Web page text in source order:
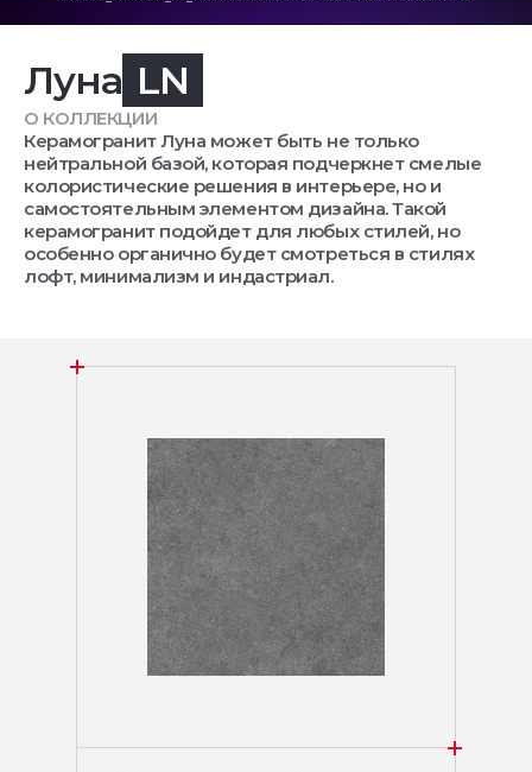
Луна LN
О КОЛЛЕКЦИИ
Керамогранит Луна может быть не только
нейтральной базой, которая подчеркнет смелые
колористические решения в интерьере, но и
самостоятельным элементом дизайна. Такой
керамогранит подойдет для любых стилей, но
особенно органично будет смотреться в стилях
лофт, минимализм и индастриал.